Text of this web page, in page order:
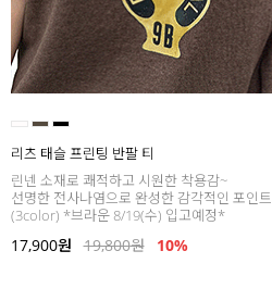
리츠 태슬 프린팅 반팔 티
린넨 소재로 쾌적하고 시원한 착용감~
선명한 전사나염으로 완성한 감각적인 포인트
(3color) *브라운 8/19(수) 입고예정*
17,900원 19,800원 10%